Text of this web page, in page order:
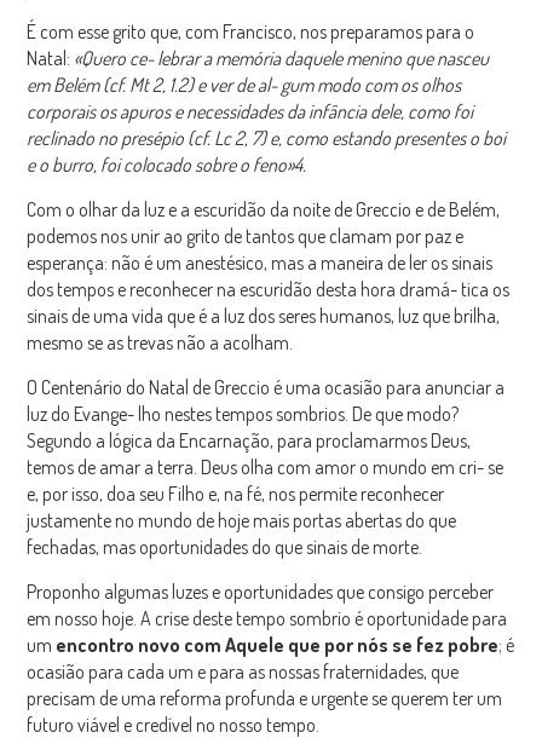
É com esse grito que, com Francisco, nos preparamos para o
Natal: «Quero ce- lebrar a memória daquele menino que nasceu
em Belém (cf. Mt 2, 1.2) e ver de al- gum modo com os olhos
corporais os apuros e necessidades da infância dele, como foi
reclinado no presépio (cf. Lc 2, 7) e, como estando presentes o boi
e o burro, foi colocado sobre o feno»4.
Com o olhar da luz e a escuridão da noite de Greccio e de Belém,
podemos nos unir ao grito de tantos que clamam por paz e
esperança: não é um anestésico, mas a maneira de ler os sinais
dos tempos e reconhecer na escuridão desta hora dramá- tica os
sinais de uma vida que é a luz dos seres humanos, luz que brilha,
mesmo se as trevas não a acolham.
O Centenário do Natal de Greccio é uma ocasião para anunciar a
luz do Evange- lho nestes tempos sombrios. De que modo?
Segundo a lógica da Encarnação, para proclamarmos Deus,
temos de amar a terra. Deus olha com amor o mundo em cri- se
e, por isso, doa seu Filho e, na fé, nos permite reconhecer
justamente no mundo de hoje mais portas abertas do que
fechadas, mas oportunidades do que sinais de morte.
Proponho algumas luzes e oportunidades que consigo perceber
em nosso hoje. A crise deste tempo sombrio é oportunidade para
um encontro novo com Aquele que por nós se fez pobre; é
ocasião para cada um e para as nossas fraternidades, que
precisam de uma reforma profunda e urgente se querem ter um
futuro viável e credível no nosso tempo.